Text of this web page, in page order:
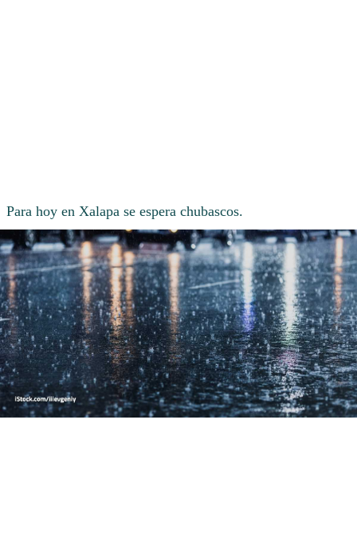
Para hoy en Xalapa se espera chubascos.